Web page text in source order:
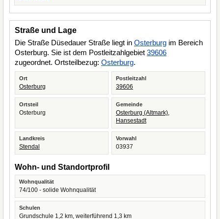
Straße und Lage
Die Straße Düsedauer Straße liegt in Osterburg im Bereich
Osterburg. Sie ist dem Postleitzahlgebiet 39606
zugeordnet. Ortsteilbezug: Osterburg.
Ort
Osterburg
Postleitzahl
39606
Ortsteil
Osterburg
Gemeinde
Osterburg (Altmark),
Hansestadt
Landkreis
Stendal
Vorwahl
03937
Wohn- und Standortprofil
Wohnqualität
74/100 - solide Wohnqualität
Schulen
Grundschule 1,2 km, weiterführend 1,3 km